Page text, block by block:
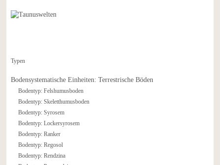
Typen
Bodensystematische Einheiten: Terrestrische Böden
Bodentyp: Felshumusboden
Bodentyp: Skeletthumusboden
Bodentyp: Syrosem
Bodentyp: Lockersyrosem
Bodentyp: Ranker
Bodentyp: Regosol
Bodentyp: Rendzina